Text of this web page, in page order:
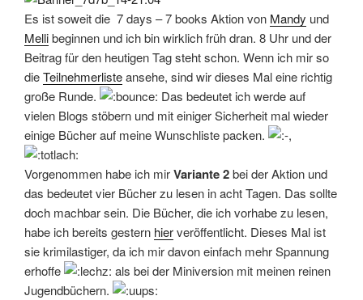
Es ist soweit die 7 days – 7 books Aktion von Mandy und
Mellibeginnen und ich bin wirklich früh dran. 8 Uhr und der
Beitrag für den heutigen Tag steht schon. Wenn ich mir so
dieTeilnehmerlisteansehe, sind wir dieses Mal eine richtig
große Runde.
Das bedeutet ich werde auf
vielen Blogs stöbern und mit einiger Sicherheit mal wieder
einige Bücher auf meine Wunschliste packen.
Vorgenommen habe ich mirVariante 2bei der Aktion und
das bedeutet vier Bücher zu lesen in acht Tagen. Das sollte
doch machbar sein. Die Bücher, die ich vorhabe zu lesen,
habe ich bereits gestern hierveröffentlicht. Dieses Mal ist
sie krimilastiger, da ich mir davon einfach mehr Spannung
erhoffe
als bei der Miniversion mit meinen reinen
Jugendbüchern.